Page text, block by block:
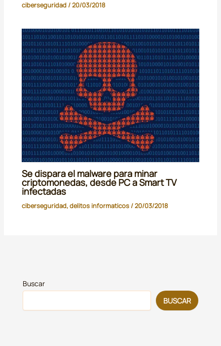
ciberseguridad/20/03/2018
Se dispara el malware para minar
criptomonedas, desde PC a Smart TV
infectadas
ciberseguridad,delitos informaticos/20/03/2018
Buscar
BUSCAR